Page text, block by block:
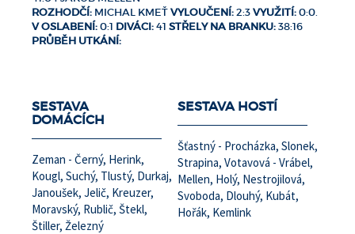
ROZHODČÍ: MICHAL KMEŤVYLOUČENÍ:2:3VYUŽITÍ:0:0.
V OSLABENÍ:0:1 DIVÁCI:41 STŘELY NA BRANKU:38:16
PRŮBĚH UTKÁNÍ:
SESTAVA
DOMÁCÍCH
Zeman - Černý, Herink,
Kougl, Suchý, Tlustý, Durkaj,
Janoušek, Jelič, Kreuzer,
Moravský, Rublič, Štekl,
Štiller, Železný
SESTAVA HOSTÍ
Šťastný - Procházka, Slonek,
Strapina, Votavová - Vrábel,
Mellen, Holý, Nestrojilová,
Svoboda, Dlouhý, Kubát,
Hořák, Kemlink